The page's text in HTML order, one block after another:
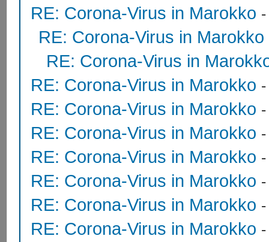
RE: Corona-Virus in Marokko
RE: Corona-Virus in Marokko
RE: Corona-Virus in
RE: Corona-Virus in Marokko
RE: Corona-Virus in Marokko
RE: Corona-Virus in Marokko
RE: Corona-Virus in Marokko
RE: Corona-Virus in Marokko
RE: Corona-Virus in Marokko
RE: Corona-Virus in Marokko